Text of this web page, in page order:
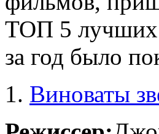
ТОП 5 лучших
за год было
1. Виноваты